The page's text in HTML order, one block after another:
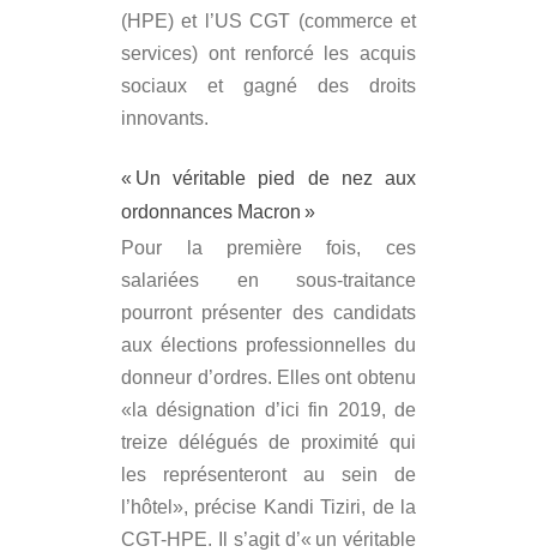
(HPE) et l’US CGT (commerce et
services) ont renforcé les acquis
sociaux et gagné des droits
innovants.
« Un véritable pied de nez aux
ordonnances Macron »
Pour la première fois, ces
salariées en sous-traitance
pourront présenter des candidats
aux élections professionnelles du
donneur d’ordres. Elles ont obtenu
«la désignation d’ici fin 2019, de
treize délégués de proximité qui
les représenteront au sein de
l’hôtel», précise Kandi Tiziri, de la
CGT-HPE. Il s’agit d’« un véritable